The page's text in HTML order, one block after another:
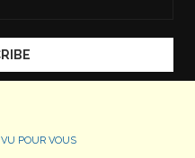
VU POUR VOUS